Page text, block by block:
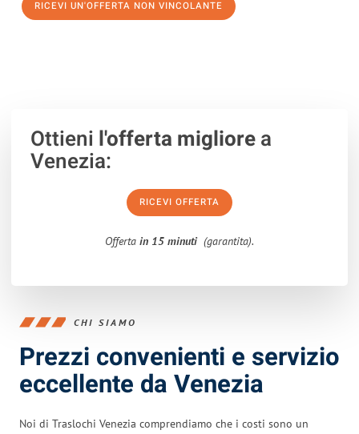
RICEVI UN'OFFERTA NON VINCOLANTE
Ottieni l'offerta migliorea
Venezia:
RICEVI OFFERTA
Offerta in 15 minuti (garantita).
CHI SIAMO
Prezzi convenienti e servizio
eccellente da Venezia
Noi di Traslochi Venezia comprendiamo che i costi sono un